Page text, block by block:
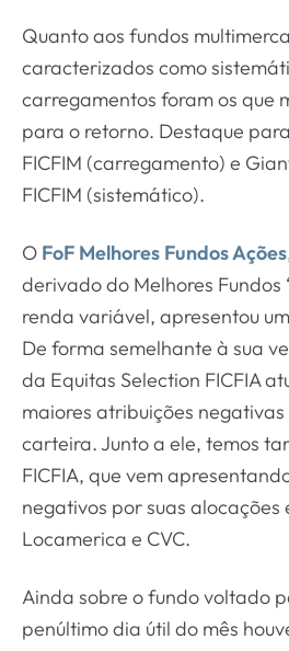
Quanto aos fundos
caracterizados como
carregamentos foram os que
para o retorno. Destaque
FICFIM (carregamento) e
FICFIM (sistemático).
O FoF Melhores Fundos Ações
derivado do Melhores Fundos
renda variável, apresentou
De forma semelhante à sua
da Equitas Selection FICFIA
maiores atribuições
carteira. Junto a ele, temos
FICFIA, que vem
negativos por suas alocações
Locamerica e CVC.
Ainda sobre o fundo voltado
penúltimo dia útil do mês